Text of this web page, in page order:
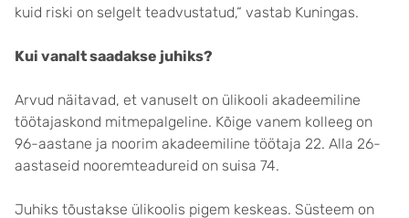
kuid riski on selgelt teadvustatud,“ vastab Kuningas.
Kui vanalt saadakse juhiks?
Arvud näitavad, et vanuselt on ülikooli akadeemiline
töötajaskond mitmepalgeline. Kõige vanem kolleeg on
96-aastane ja noorim akadeemiline töötaja 22. Alla 26-
aastaseid nooremteadureid on suisa 74.
Juhiks tõustakse ülikoolis pigem keskeas. Süsteem on